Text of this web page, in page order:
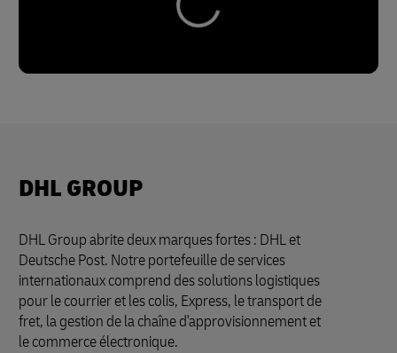
DHL GROUP
DHL Group abrite deux marques fortes : DHL et
Deutsche Post. Notre portefeuille de services
internationaux comprend des solutions logistiques
pour le courrier et les colis, Express, le transport de
fret, la gestion de la chaîne d'approvisionnement et
le commerce électronique.